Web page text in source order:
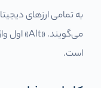
به تمامی ارزهای
است.